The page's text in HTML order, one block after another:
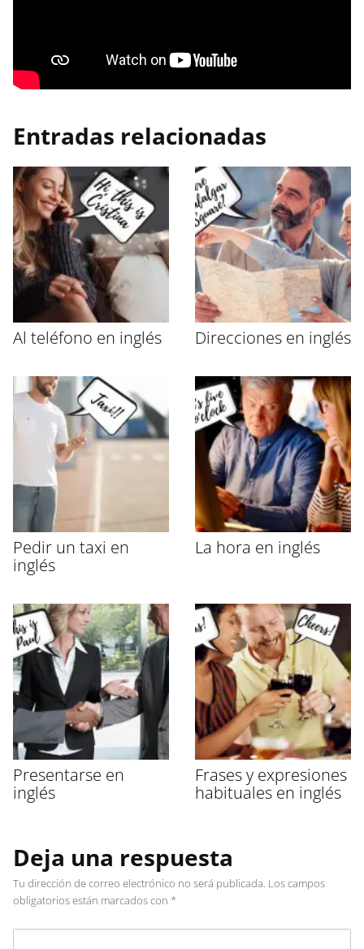
Entradas relacionadas
Al teléfono en inglés Direcciones en inglés
Pedir un taxi en
inglés
La hora en inglés
Presentarse en
inglés
Frases y expresiones
habituales en inglés
Deja una respuesta
Tu dirección de correo electrónico no será publicada. Los campos
obligatorios están marcados con *